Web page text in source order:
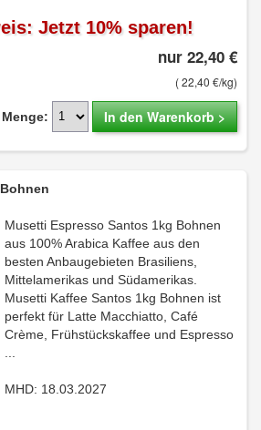
Jetzt 10% sparen!
nur 22,40 €
( 22,40 €/kg)
Menge: In den Warenkorb >
Musetti Espresso Santos 1kg Bohnen
aus 100% Arabica Kaffee aus den
besten Anbaugebieten Brasiliens,
Mittelamerikas und Südamerikas.
Musetti Kaffee Santos 1kg Bohnen ist
perfekt für Latte Macchiatto, Café
Crème, Frühstückskaffee und Espresso
...
MHD: 18.03.2027